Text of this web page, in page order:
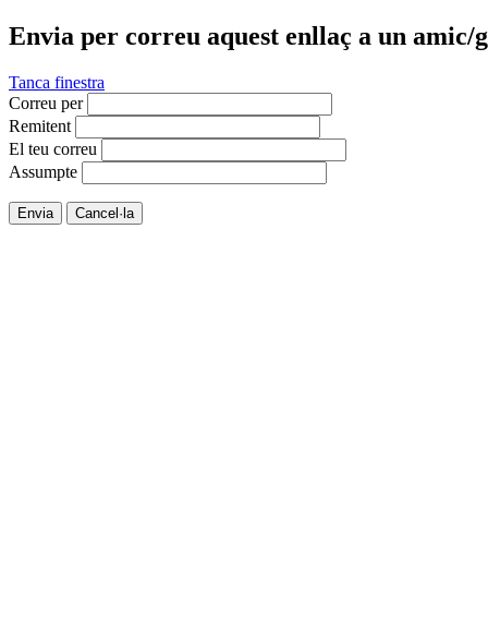
Envia per correu aquest enllaç a un amic/
Tanca finestra
Correu per
Remitent
El teu correu
Assumpte
Envia Cancel·la